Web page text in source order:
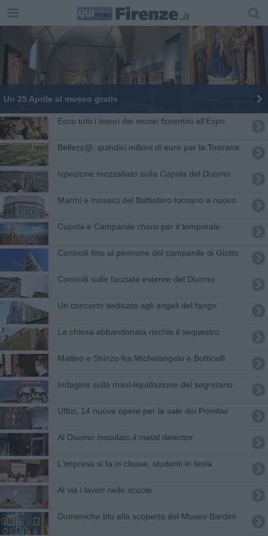
Un 25 Aprile al museo gratis
Ecco tutti i tesori dei musei fiorentini all'Expo
Bellezz@, quindici milioni di euro per la Toscana
Ispezione mozzafiato sulla Cupola del Duomo
Marmi e mosaici del Battistero tornano a nuovo
Cupola e Campanile chiusi per il temporale
Controlli fino al pennone del campanile di Giotto
Controlli sulle facciate esterne del Duomo
Un concerto dedicato agli angeli del fango
La chiesa abbandonata rischia il sequestro
Matteo e Shinzo fra Michelangelo e Botticelli
Indagine sulla maxi-liquidazione del segretario
Uffizi, 14 nuove opere per le sale dei Primitivi
Al Duomo installato il metal detector
L'impresa si fa in classe, studenti in festa
Al via i lavori nelle scuole
Domeniche blu alla scoperta del Museo Bardini